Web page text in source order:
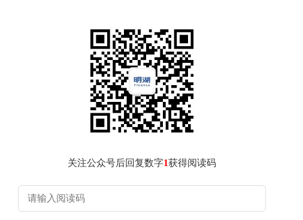
南向资金持续呈现净流入态势，在10时30分前后出现明显加速，单
入标的。
人民币汇率企稳回升等因素，共同构成了吸引内地资金配置的重要
沪）渠道贡献18.72亿港元净买入，港股通（深）渠道贡献15.91亿
关注公众号后回复数字1获得阅读码